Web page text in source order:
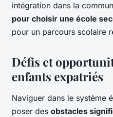
intégration dans la
pour choisir une école
pour un parcours scolaire
Défis et
enfants expatriés
Naviguer dans le système
poser des obstacles